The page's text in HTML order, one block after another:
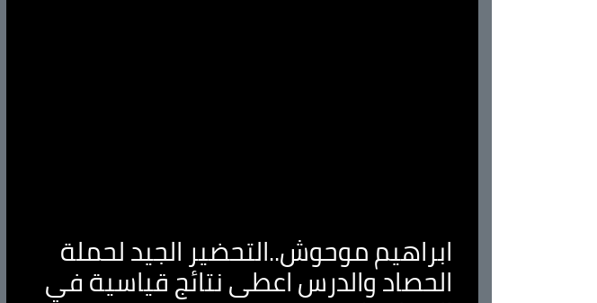
ابراهيم موحوش..التحضير الجيد لحملة
الحصاد والدرس اعطى نتائج قياسية في